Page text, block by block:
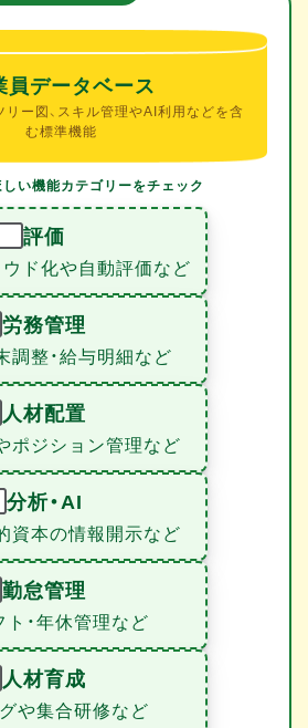
員データベース
ー図、スキル管理やAI利用などを含
む標準機能
い機能カテゴリーをチェック
評価
ド化や自動評価など
労務管理
調整・給与明細など
人材配置
ポジション管理など
分析・AI
資本の情報開示など
勤怠管理
・年休管理など
人材育成
や集合研修など